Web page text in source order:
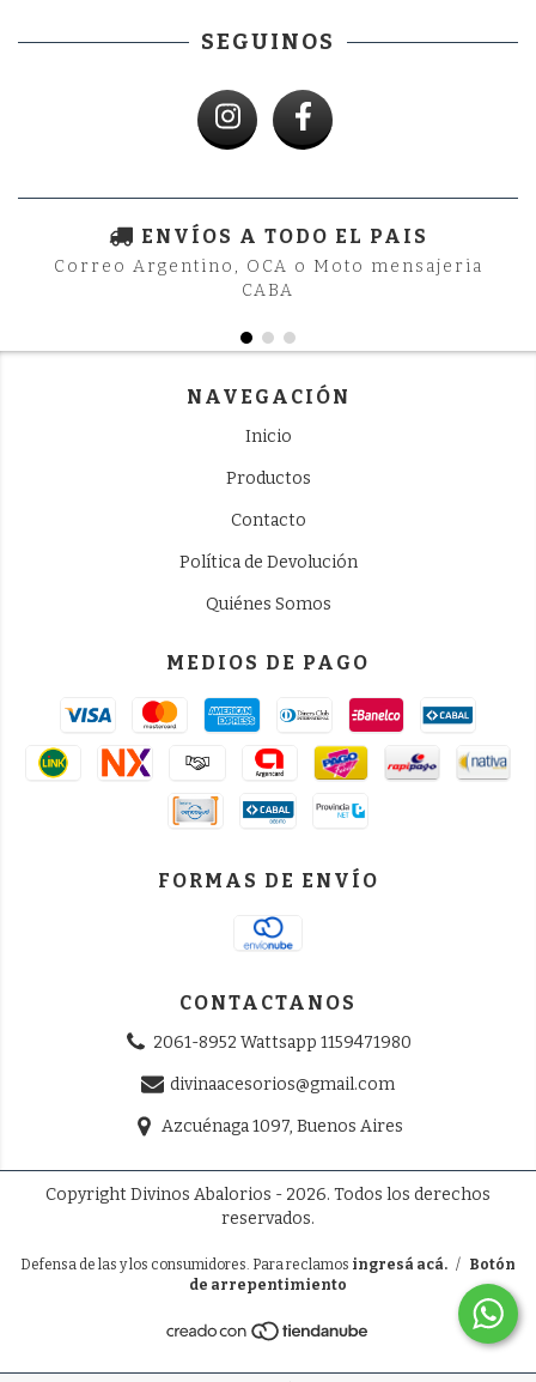
SEGUINOS
ENVÍOS A TODO EL PAIS
Correo Argentino, OCA o Moto mensajeria
CABA
NAVEGACIÓN
Inicio
Productos
Contacto
Política de Devolución
Quiénes Somos
MEDIOS DE PAGO
FORMAS DE ENVÍO
CONTACTANOS
2061-8952 Wattsapp 1159471980
divinaacesorios@gmail.com
Azcuénaga 1097, Buenos Aires
Copyright Divinos Abalorios - 2026. Todos los derechos
reservados.
Defensa de las y los consumidores. Para reclamos ingresá acá. / Botón
de arrepentimiento